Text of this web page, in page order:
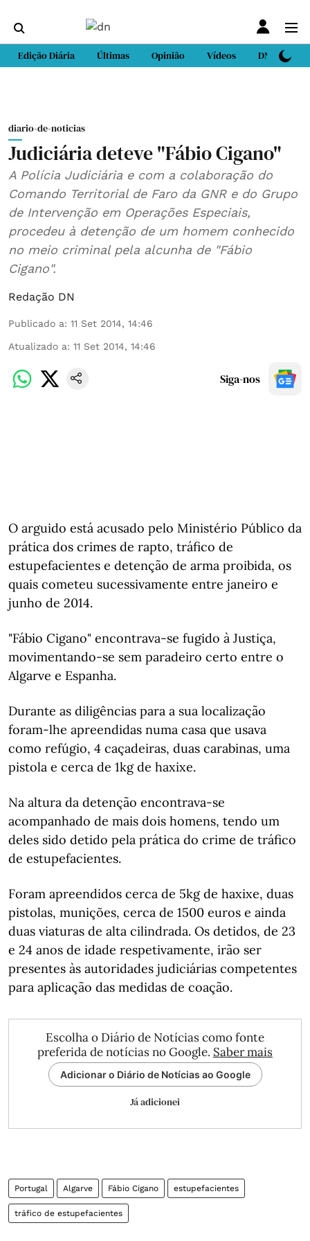
Edição Diária Últimas Opinião Vídeos DN Sport
diario-de-noticias
Judiciária deteve "Fábio Cigano"
A Polícia Judiciária e com a colaboração do
Comando Territorial de Faro da GNR e do Grupo
de Intervenção em Operações Especiais,
procedeu à detenção de um homem conhecido
no meio criminal pela alcunha de "Fábio
Cigano".
Redação DN
Publicado a: 11 Set 2014, 14:46
Atualizado a: 11 Set 2014, 14:46
Siga-nos
O arguido está acusado pelo Ministério Público da
prática dos crimes de rapto, tráfico de
estupefacientes e detenção de arma proibida, os
quais cometeu sucessivamente entre janeiro e
junho de 2014.
"Fábio Cigano" encontrava-se fugido à Justiça,
movimentando-se sem paradeiro certo entre o
Algarve e Espanha.
Durante as diligências para a sua localização
foram-lhe apreendidas numa casa que usava
como refúgio, 4 caçadeiras, duas carabinas, uma
pistola e cerca de 1kg de haxixe.
Na altura da detenção encontrava-se
acompanhado de mais dois homens, tendo um
deles sido detido pela prática do crime de tráfico
de estupefacientes.
Foram apreendidos cerca de 5kg de haxixe, duas
pistolas, munições, cerca de 1500 euros e ainda
duas viaturas de alta cilindrada. Os detidos, de 23
e 24 anos de idade respetivamente, irão ser
presentes às autoridades judiciárias competentes
para aplicação das medidas de coação.
Escolha o Diário de Notícias como fonte
preferida de notícias no Google. Saber mais
Adicionar o Diário de Notícias ao Google
Já adicionei
Portugal Algarve Fábio Cigano estupefacientes
tráfico de estupefacientes